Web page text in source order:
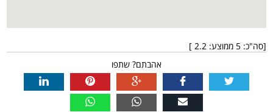
[סה"כ: 5 ממוצע: 2.2
]
אהבתם? שתפו